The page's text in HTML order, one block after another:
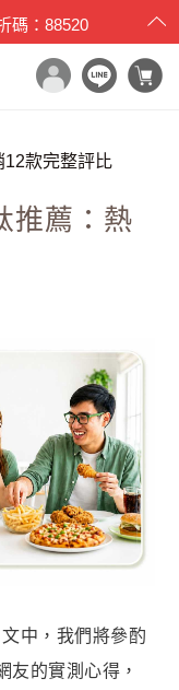
碼：88520
x12款完整評比
推薦：熱
中，我們將參酌
友的實測心得，